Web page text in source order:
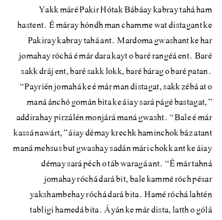
Yakk máré Pakir Hótak Bábáay kabray tahá ham
hastent. É máray hóndh man chamme wat distagant ke
Pakiray kabray tahá ant. Mardoma gwashant ke har
jomahay róchá é már dara kayt o baré rangéá ent. Baré
sakk dráj ent, baré sakk lokk, baré bárag o baré patan.
“Payrién jomahá ke é már man distagat, sakk zébá at o
maná ánchó gomán bita ke áiay sará págé bastagat,”
addirahay pirzálén monjárá maná gwasht. “Bale é már
kassá nawárt,” áiay démay krechk haminchok báz atant
maná mehsus but gwashay sadán mári chokk ant ke áiay
démay sará péch o táb waragá ant. “É már tahná
jomahay róchá dará bit, bale kammé róch pésar
yakshambehay róchá dará bita. Hamé róchá lahtén
tabligi hamedá bita. Áyán ke már dista, latth o gólá